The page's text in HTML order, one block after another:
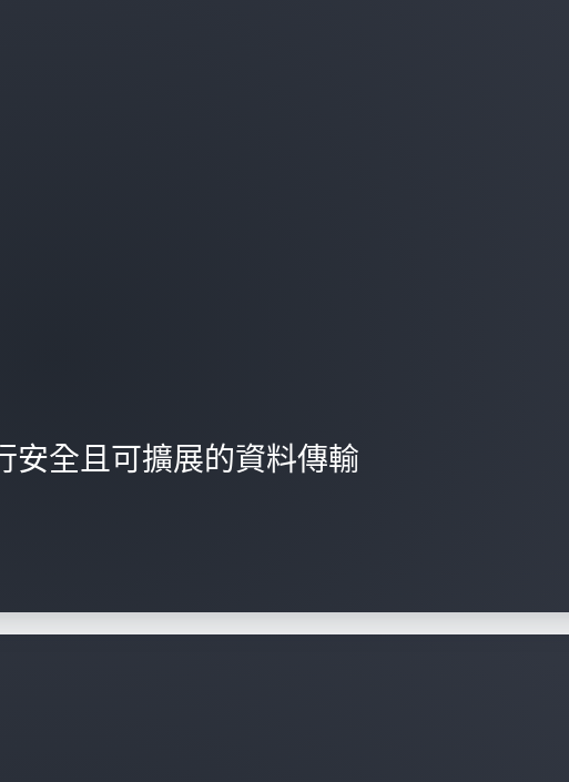
安全且可擴展的資料傳輸